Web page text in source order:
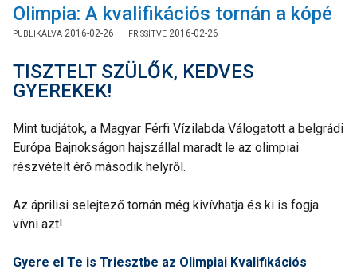
Olimpia: A kvalifikációs tornán a kópé
2016-02-26 2016-02-26
TISZTELT SZÜLŐK, KEDVES
GYEREKEK!
Mint tudjátok, a Magyar Férfi Vízilabda Válogatott a belgrádi
Európa Bajnokságon hajszállal maradt le az olimpiai
részvételt érő második helyről.
Az áprilisi selejtező tornán még kivívhatja és ki is fogja
vívni azt!
Gyere el Te is Triesztbe az Olimpiai Kvalifikációs